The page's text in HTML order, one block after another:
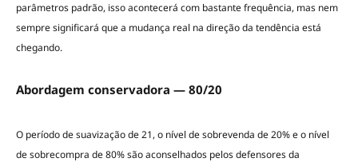
parâmetros padrão, isso acontecerá com bastante frequência, mas nem
sempre significará que a mudança real na direção da tendência está
chegando.
Abordagem conservadora — 80/20
O período de suavização de 21, o nível de sobrevenda de 20% e o nível
de sobrecompra de 80% são aconselhados pelos defensores da